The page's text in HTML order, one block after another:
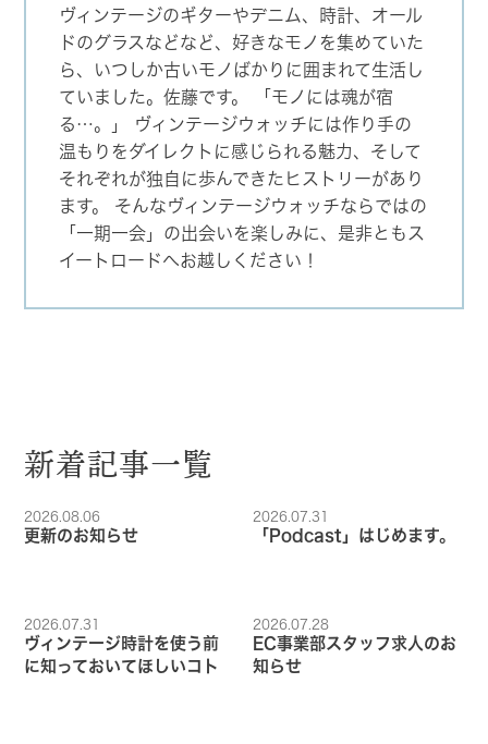
ヴィンテージのギターやデニム、時計、オール
ドのグラスなどなど、好きなモノを集めていた
ら、いつしか古いモノばかりに囲まれて生活し
ていました。佐藤です。 「モノには魂が宿
る…。」 ヴィンテージウォッチには作り手の
温もりをダイレクトに感じられる魅力、そして
それぞれが独自に歩んできたヒストリーがあり
ます。 そんなヴィンテージウォッチならではの
「一期一会」の出会いを楽しみに、是非ともス
イートロードへお越しください！
新着記事一覧
2026.08.06
更新のお知らせ
2026.07.31
「Podcast」はじめます。
2026.07.31
ヴィンテージ時計を使う前
に知っておいてほしいコト
2026.07.28
EC事業部スタッフ求人のお
知らせ